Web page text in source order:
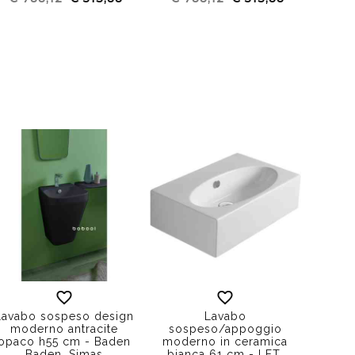
sospeso design
moderno antracite
h55 cm - Baden
Lavabo
sospeso/appoggio
moderno in ceramica